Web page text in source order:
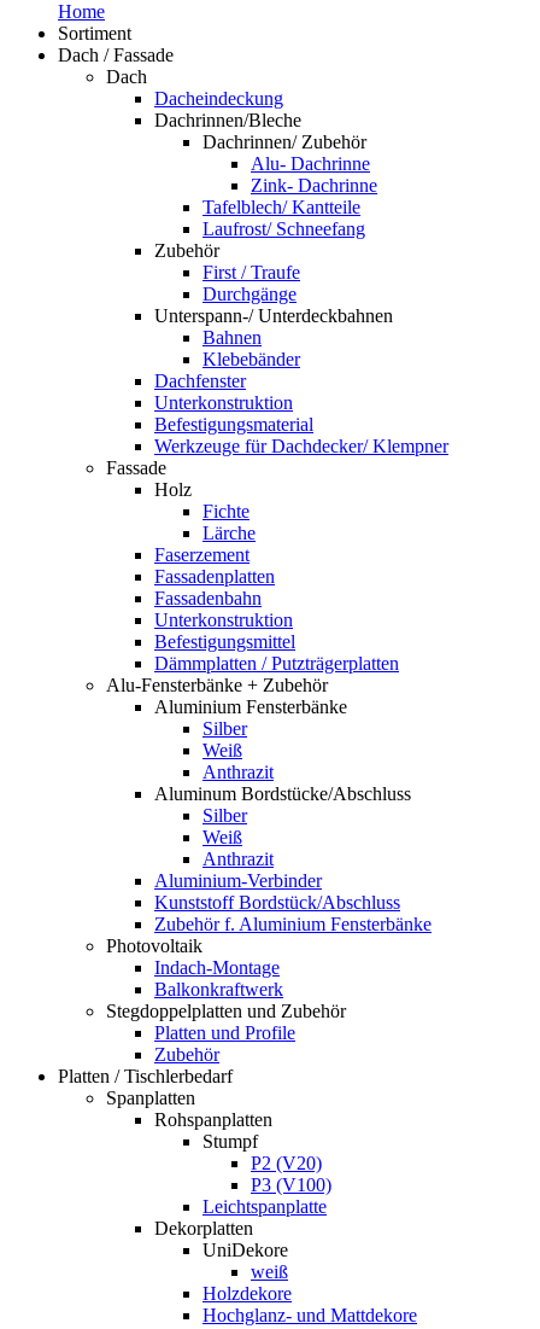
Home
Sortiment
Dach / Fassade
Dach
Dacheindeckung
Dachrinnen/Bleche
Dachrinnen/ Zubehör
Alu- Dachrinne
Zink- Dachrinne
Tafelblech/ Kantteile
Laufrost/ Schneefang
Zubehör
First / Traufe
Durchgänge
Unterspann-/ Unterdeckbahnen
Bahnen
Klebebänder
Dachfenster
Unterkonstruktion
Befestigungsmaterial
Werkzeuge für Dachdecker/ Klempner
Fassade
Holz
Fichte
Lärche
Faserzement
Fassadenplatten
Fassadenbahn
Unterkonstruktion
Befestigungsmittel
Dämmplatten / Putzträgerplatten
Alu-Fensterbänke + Zubehör
Aluminium Fensterbänke
Silber
Weiß
Anthrazit
Aluminum Bordstücke/Abschluss
Silber
Weiß
Anthrazit
Aluminium-Verbinder
Kunststoff Bordstück/Abschluss
Zubehör f. Aluminium Fensterbänke
Photovoltaik
Indach-Montage
Balkonkraftwerk
Stegdoppelplatten und Zubehör
Platten und Profile
Zubehör
Platten / Tischlerbedarf
Spanplatten
Rohspanplatten
Stumpf
P2 (V20)
P3 (V100)
Leichtspanplatte
Dekorplatten
UniDekore
weiß
Holzdekore
Hochglanz- und Mattdekore